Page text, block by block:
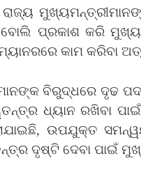
ରାଜ୍ୟ
ବୋଲି ପ୍ରକାଶ କରି
କାମ କରିବା
ବିରୁଦ୍ଧରେ ଦୃଢ
ଧ୍ୟାନ ରଖିବା
ଉପଯୁକ୍ତ
ଦୃଷ୍ଟି ଦେବା ପାଇଁ